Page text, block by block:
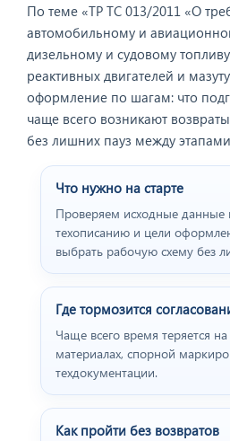
По теме «ТР ТС 013/2011 «О
автомобильному и
дизельному и судовому
реактивных двигателей и
оформление по шагам: что
чаще всего возникают
без лишних пауз между
Что нужно на старте
Проверяем исходные данные
техописанию и цели
выбрать рабочую схему без
Где тормозится
Чаще всего время теряется
материалах, спорной
техдокументации.
Как пройти без возвратов